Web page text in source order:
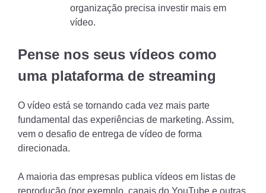
organização precisa investir mais em
vídeo.
Pense nos seus vídeos como
uma plataforma de streaming
O vídeo está se tornando cada vez mais parte
fundamental das experiências de marketing. Assim,
vem o desafio de entrega de vídeo de forma
direcionada.
A maioria das empresas publica vídeos em listas de
reprodução (por exemplo, canais do YouTube e outras